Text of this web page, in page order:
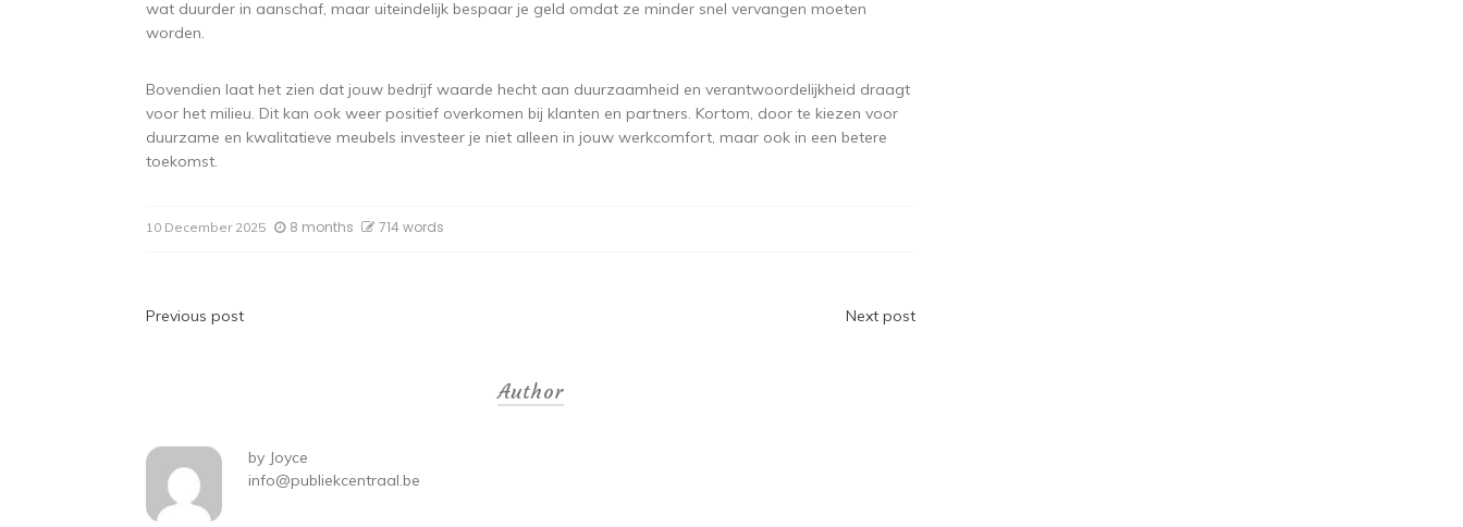
wat duurder in aanschaf, maar uiteindelijk bespaar je geld omdat ze minder snel vervangen moeten
worden.
Bovendien laat het zien dat jouw bedrijf waarde hecht aan duurzaamheid en verantwoordelijkheid draagt
voor het milieu. Dit kan ook weer positief overkomen bij klanten en partners. Kortom, door te kiezen voor
duurzame en kwalitatieve meubels investeer je niet alleen in jouw werkcomfort, maar ook in een betere
toekomst.
10 December 2025 8 months 714 words
Post
Previous post Next post
Author
by Joyce
info@publiekcentraal.be